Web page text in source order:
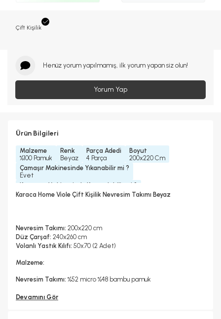
Çift Kişilik
Henüz yorum yapılmamış, ilk yorum yapan siz olun!
Yorum Yap
Ürün Bilgileri
Malzeme
%100 Pamuk
Renk
Beyaz
Parça Adedi
4 Parça
Boyut
200x220 Cm
Çamaşır Makinesinde Yıkanabilir mi ?
Evet
Kurutma Makinesinde Kurutulabilir mi ?
Hayır
Karaca Home Viole Çift Kişilik Nevresim Takımı Beyaz
Nevresim Takımı: 200x220 cm
Düz Çarşaf: 240x260 cm
Volanlı Yastık Kılıfı: 50x70 (2 Adet)
Malzeme:
Nevresim Takımı: %52 micro %48 bambu pamuk
Devamını Gör